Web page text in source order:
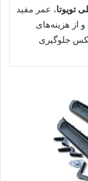
تویوتا، عمر مفید
از هزینه‌های
جلوگیری